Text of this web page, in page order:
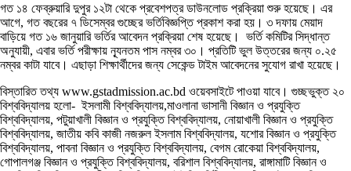
গত ১৪ ফেব্রুয়ারি দুপুর ১২টা থেকে প্রবেশপত্র ডাউনলোড প্রক্রিয়া শুরু হয়েছে। এর
আগে, গত বছরের ৭ ডিসেম্বর গুচ্ছের ভর্তিবিজ্ঞপ্তি প্রকাশ করা হয়। ৩ দফায় মেয়াদ
বাড়িয়ে গত ১৬ জানুয়ারি ভর্তির আবেদন প্রক্রিয়া শেষ হয়েছে। ভর্তি কমিটির সিদ্ধান্ত
অনুযায়ী, এবার ভর্তি পরীক্ষায় ন্যূনতম পাস নম্বর ৩০। প্রতিটি ভুল উত্তরের জন্য ০.২৫
নম্বর কাটা যাবে। এছাড়া শিক্ষার্থীদের জন্য সেকেন্ড টাইম আবেদনের সুযোগ রাখা হয়েছে।
বিস্তারিত তথ্য www.gstadmission.ac.bd ওয়েবসাইটে পাওয়া যাবে। গুচ্ছভুক্ত ২০
বিশ্ববিদ্যালয় হলো- ইসলামী বিশ্ববিদ্যালয়,মাওলানা ভাসানী বিজ্ঞান ও প্রযুক্তি
বিশ্ববিদ্যালয়, পটুয়াখালী বিজ্ঞান ও প্রযুক্তি বিশ্ববিদ্যালয়, নোয়াখালী বিজ্ঞান ও প্রযুক্তি
বিশ্ববিদ্যালয়, জাতীয় কবি কাজী নজরুল ইসলাম বিশ্ববিদ্যালয়, যশোর বিজ্ঞান ও প্রযুক্তি
বিশ্ববিদ্যালয়, পাবনা বিজ্ঞান ও প্রযুক্তি বিশ্ববিদ্যালয়, বেগম রোকেয়া বিশ্ববিদ্যালয়,
গোপালগঞ্জ বিজ্ঞান ও প্রযুক্তি বিশ্ববিদ্যালয়, বরিশাল বিশ্ববিদ্যালয়, রাঙ্গামাটি বিজ্ঞান ও